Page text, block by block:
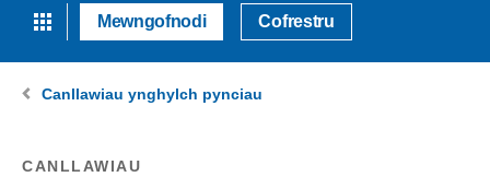
Mewngofnodi Cofrestru
Canllawiau ynghylch pynciau
CANLLAWIAU